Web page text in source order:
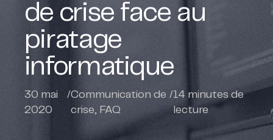
de crise face au
piratage
informatique
30 mai
2020
/Communication de
crise, FAQ
/14 minutes de
lecture